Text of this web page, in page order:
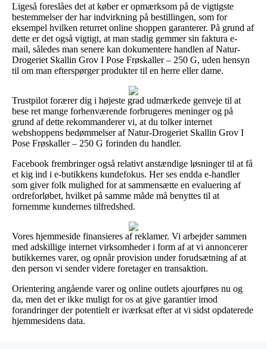
Ligeså foreslåes det at køber er opmærksom på de vigtigste
bestemmelser der har indvirkning på bestillingen, som for
eksempel hvilken returret online shoppen garanterer. På grund af
dette er det også vigtigt, at man stadig gemmer sin faktura e-
mail, således man senere kan dokumentere handlen af Natur-
Drogeriet Skallin Grov I Pose Frøskaller – 250 G, uden hensyn
til om man efterspørger produkter til en herre eller dame.
Trustpilot forærer dig i højeste grad udmærkede genveje til at
bese ret mange forhenværende forbrugeres meninger og på
grund af dette rekommanderer vi, at du tolker internet
webshoppens bedømmelser af Natur-Drogeriet Skallin Grov I
Pose Frøskaller – 250 G forinden du handler.
Facebook frembringer også relativt anstændige løsninger til at få
et kig ind i e-butikkens kundefokus. Her ses endda e-handler
som giver folk mulighed for at sammensætte en evaluering af
ordreforløbet, hvilket på samme måde må benyttes til at
fornemme kundernes tilfredshed.
Vores hjemmeside finansieres af reklamer. Vi arbejder sammen
med adskillige internet virksomheder i form af at vi annoncerer
butikkernes varer, og opnår provision under forudsætning af at
den person vi sender videre foretager en transaktion.
Orientering angående varer og online outlets ajourføres nu og
da, men det er ikke muligt for os at give garantier imod
forandringer der potentielt er iværksat efter at vi sidst opdaterede
hjemmesidens data.